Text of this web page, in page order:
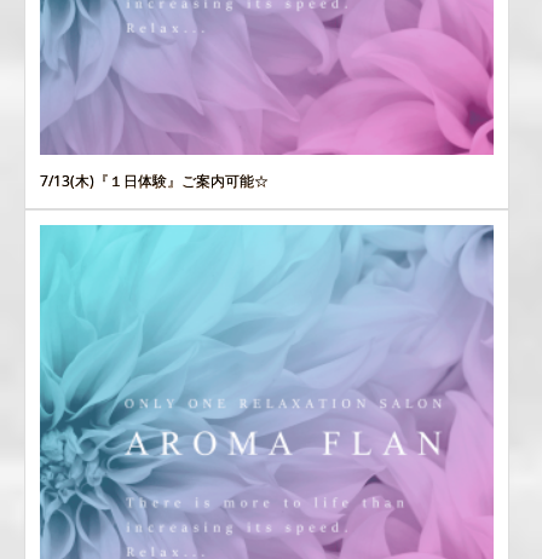
7/13(木)『１日体験』ご案内可能☆